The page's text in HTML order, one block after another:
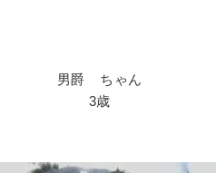
男爵 ちゃん
3歳